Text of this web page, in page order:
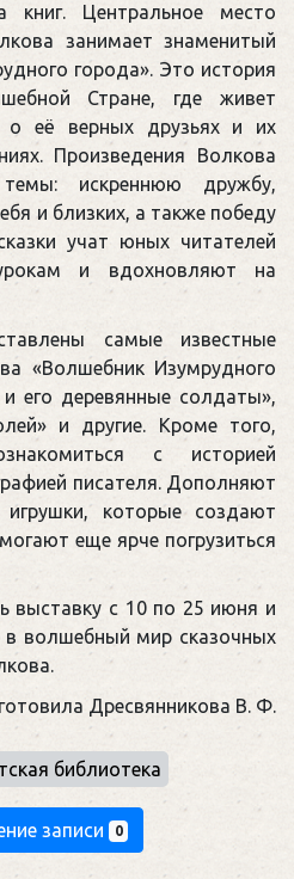
книг. Центральное место
занимает знаменитый
города». Это история
Стране, где живет
о её верных друзьях и их
Произведения Волкова
искреннюю дружбу,
и близких, а также победу
учат юных читателей
и вдохновляют на
самые известные
«Волшебник Изумрудного
его деревянные солдаты»,
и другие. Кроме того,
с историей
писателя. Дополняют
которые создают
еще ярче погрузиться
выставку с 10 по 25 июня и
в волшебный мир сказочных
Дресвянникова В. Ф.
библиотека
записи 0